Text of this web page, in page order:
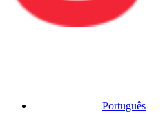
Português